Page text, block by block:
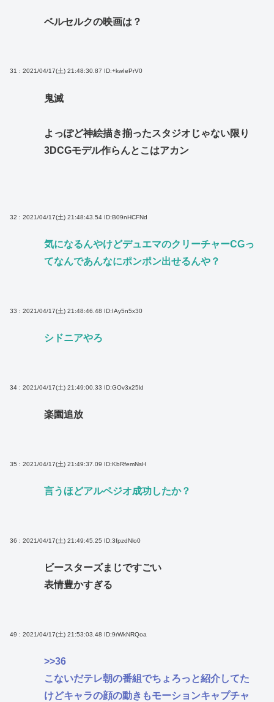
ベルセルクの映画は？
31 : 2021/04/17(土) 21:48:30.87 ID:+kwIePrV0
鬼滅
よっぽど神絵描き揃ったスタジオじゃない限り
3DCGモデル作らんとこはアカン
32 : 2021/04/17(土) 21:48:43.54 ID:B09nHCFNd
気になるんやけどデュエマのクリーチャーCGっ
てなんであんなにポンポン出せるんや？
33 : 2021/04/17(土) 21:48:46.48 ID:IAy5n5x30
シドニアやろ
34 : 2021/04/17(土) 21:49:00.33 ID:GOv3x25ld
楽園追放
35 : 2021/04/17(土) 21:49:37.09 ID:KbRfemNsH
言うほどアルペジオ成功したか？
36 : 2021/04/17(土) 21:49:45.25 ID:3fpzdNlo0
ビースターズまじですごい
表情豊かすぎる
49 : 2021/04/17(土) 21:53:03.48 ID:9rWkNRQoa
>>36
こないだテレ朝の番組でちょろっと紹介してた
けどキャラの顔の動きもモーションキャプチャ